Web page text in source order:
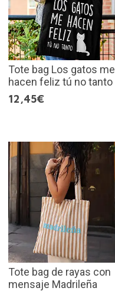
Tote bag Los gatos me
hacen feliz tú no tanto
12,45€
Tote bag de rayas con
mensaje Madrileña